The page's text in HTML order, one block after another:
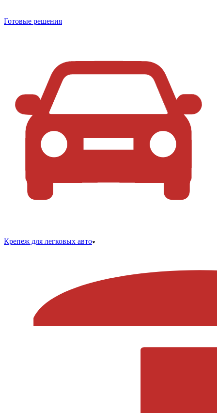
Готовые решения
Крепеж для легковых авто